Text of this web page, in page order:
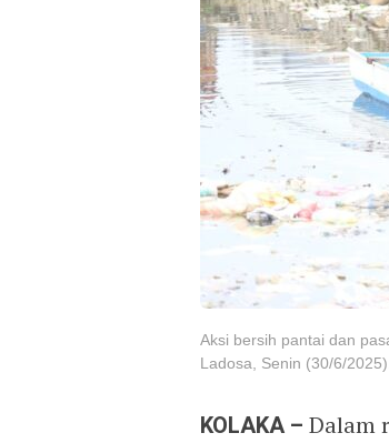
Aksi bersih pantai dan
Ladosa, Senin (30/6/2025).
KOLAKA – Dalam